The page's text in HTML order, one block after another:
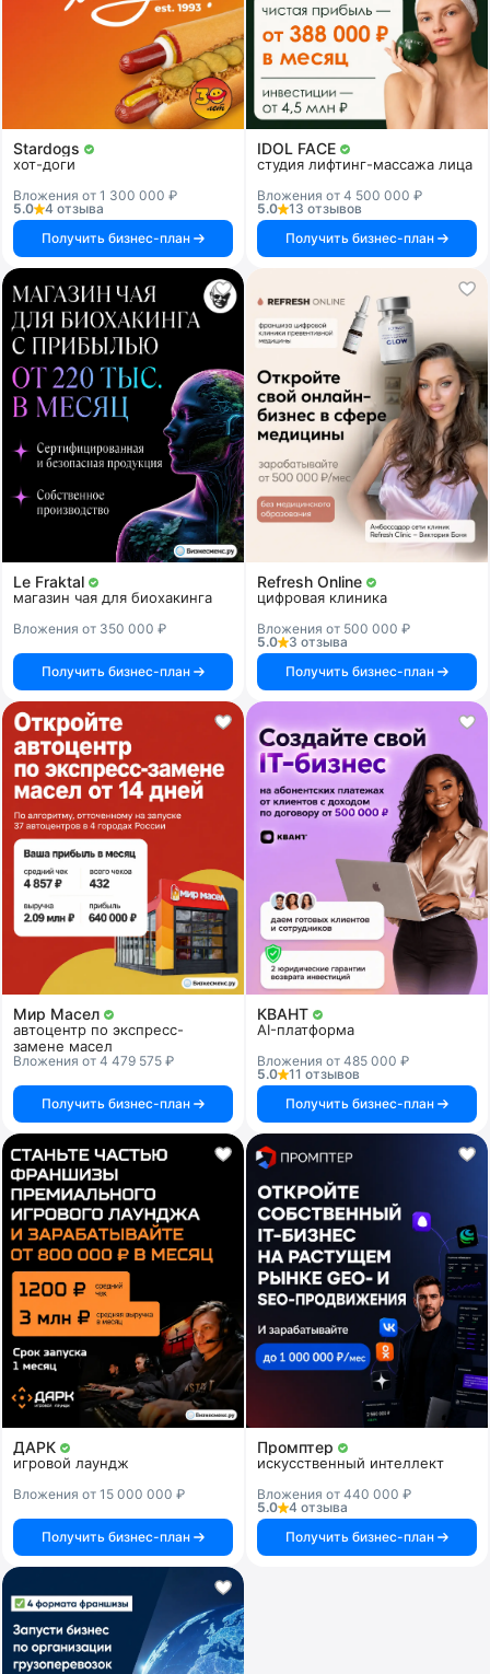
Stardogs
хот-доги
Вложения от 1 300 000 ₽
5.0
4 отзыва
Получить бизнес-план
IDOL FACE
студия лифтинг-массажа лица
Вложения от 4 500 000 ₽
5.0
13 отзывов
Получить бизнес-план
Le Fraktal
магазин чая для биохакинга
Вложения от 350 000 ₽
Получить бизнес-план
Refresh Online
цифровая клиника
Вложения от 500 000 ₽
5.0
3 отзыва
Получить бизнес-план
Мир Масел
автоцентр по экспресс-
замене масел
Вложения от 4 479 575 ₽
Получить бизнес-план
КВАНТ
AI-платформа
Вложения от 485 000 ₽
5.0
11 отзывов
Получить бизнес-план
ДАРК
игровой лаундж
Вложения от 15 000 000 ₽
Получить бизнес-план
Промптер
искусственный интеллект
Вложения от 440 000 ₽
5.0
4 отзыва
Получить бизнес-план